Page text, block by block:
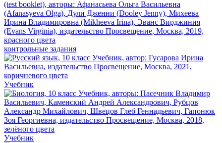
контрольные задания
Учебник
Учебник